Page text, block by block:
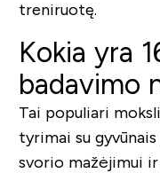
treniruotę.
Kokia yra
badavimo
Tai populiari
tyrimai su
svorio mažėjimui